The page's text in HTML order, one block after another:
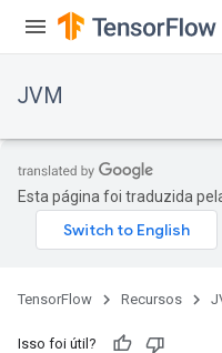
JVM
Esta página foi traduzida
TensorFlow Recursos
Isso foi útil?